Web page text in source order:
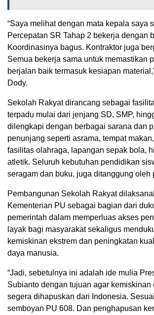
“Saya melihat dengan mata kepala saya
Percepatan SR Tahap 2 bekerja dengan
Koordinasinya bagus. Kontraktor juga
Semua bekerja sama untuk memastikan
berjalan baik termasuk kesiapan
Dody.
Sekolah Rakyat dirancang sebagai
terpadu mulai dari jenjang SD, SMP,
dilengkapi dengan berbagai sarana dan
penunjang seperti asrama, tempat
fasilitas olahraga, lapangan sepak bola,
atletik. Seluruh kebutuhan pendidikan
seragam dan buku, juga ditanggung oleh
Pembangunan Sekolah Rakyat
Kementerian PU sebagai bagian dari
pemerintah dalam memperluas akses
layak bagi masyarakat sekaligus
kemiskinan ekstrem dan peningkatan
daya manusia.
“Jadi, sebetulnya ini adalah ide mulia
Subianto dengan tujuan agar kemiskinan
segera dihapuskan dari Indonesia.
semboyan PU 608. Dan penghapusan